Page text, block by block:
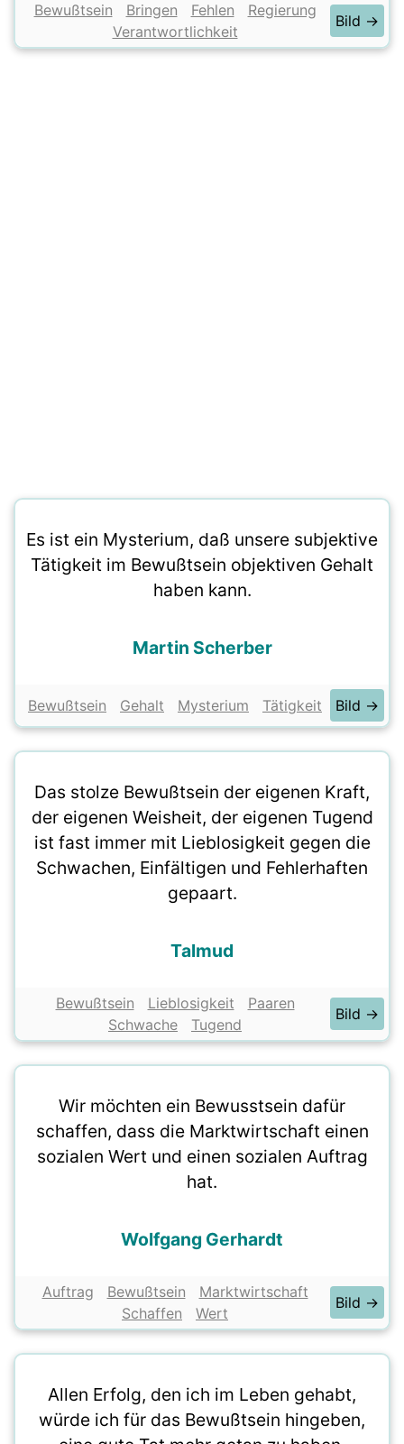
Bewußtsein Bringen Fehlen
Regierung
Verantwortlichkeit
Bild →
Es ist ein Mysterium, daß unsere subjektive
Tätigkeit im Bewußtsein objektiven Gehalt
haben kann.
Martin Scherber
Bewußtsein Gehalt Mysterium Tätigkeit Bild →
Das stolze Bewußtsein der eigenen Kraft,
der eigenen Weisheit, der eigenen Tugend
ist fast immer mit Lieblosigkeit gegen die
Schwachen, Einfältigen und Fehlerhaften
gepaart.
Talmud
Bewußtsein Lieblosigkeit
Paaren
Schwache
Tugend
Bild →
Wir möchten ein Bewusstsein dafür
schaffen, dass die Marktwirtschaft einen
sozialen Wert und einen sozialen Auftrag
hat.
Wolfgang Gerhardt
Auftrag Bewußtsein
Marktwirtschaft
Schaffen
Wert
Bild →
Allen Erfolg, den ich im Leben gehabt,
würde ich für das Bewußtsein hingeben,